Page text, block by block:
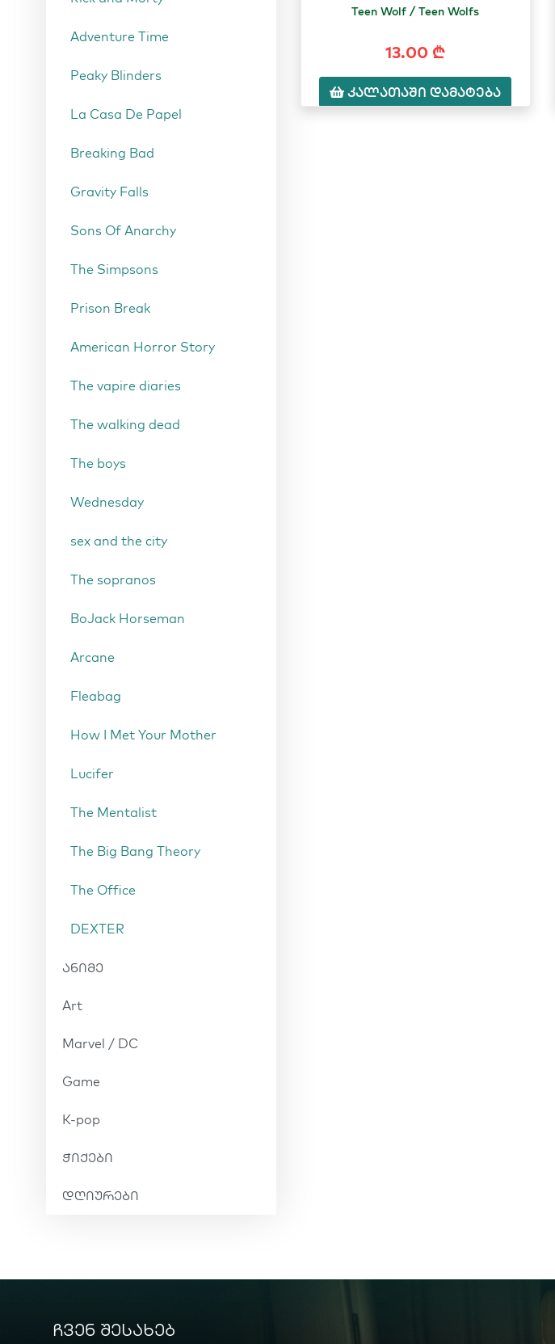
Adventure Time
Peaky Blinders
La Casa De Papel
Breaking Bad
Gravity Falls
Sons Of Anarchy
The Simpsons
Prison Break
American Horror Story
The vapire diaries
The walking dead
The boys
Wednesday
sex and the city
The sopranos
BoJack Horseman
Arcane
Fleabag
How I Met Your Mother
Lucifer
The Mentalist
The Big Bang Theory
The Office
DEXTER
ანიმე
Art
Marvel / DC
Game
K-pop
ჭიქები
დღიურები
Teen Wolf / Teen Wolfs
13.00 ₾
კალათაში დამატება
ჩვენ შესახებ